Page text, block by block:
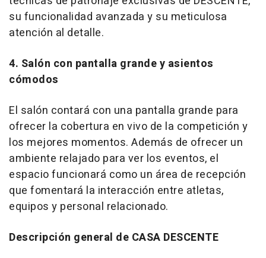
su funcionalidad avanzada y su meticulosa
atención al detalle.
4. Salón con pantalla grande y asientos
cómodos
El salón contará con una pantalla grande para
ofrecer la cobertura en vivo de la competición y
los mejores momentos. Además de ofrecer un
ambiente relajado para ver los eventos, el
espacio funcionará como un área de recepción
que fomentará la interacción entre atletas,
equipos y personal relacionado.
Descripción general de CASA DESCENTE